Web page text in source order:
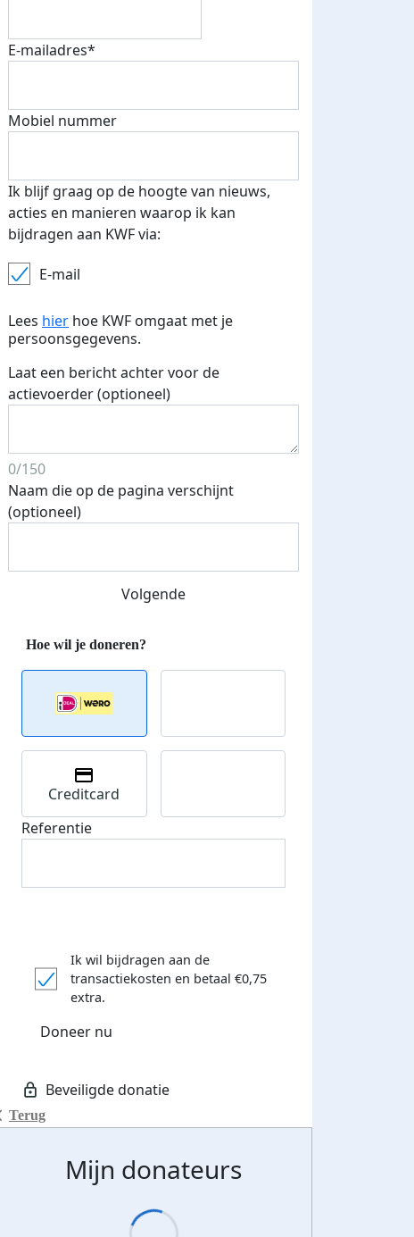
E-mails verstuurd
Streefbedrag verhoogd
Donateurs bedankt
euro opgehaald: t-shirt
E-mailadres*
Mobiel nummer
Ik blijf graag op de hoogte van nieuws,
acties en manieren waarop ik kan
bijdragen aan KWF via:
E-mail
Lees hier hoe KWF omgaat met je
persoonsgegevens.
Laat een bericht achter voor de
actievoerder (optioneel)
0/150
Naam die op de pagina verschijnt
(optioneel)
Volgende
Terug
Creditcard
Referentie
Ik wil bijdragen aan de
transactiekosten en betaal €0,75
extra.
Doneer nu
Mijn donateurs